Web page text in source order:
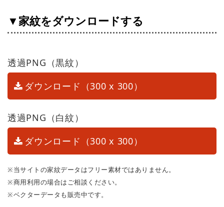
▼家紋をダウンロードする
透過PNG（黒紋）
ダウンロード（300 x 300）
透過PNG（白紋）
ダウンロード（300 x 300）
※当サイトの家紋データはフリー素材ではありません。
※商用利用の場合はご相談ください。
※ベクターデータも販売中です。